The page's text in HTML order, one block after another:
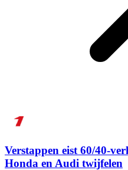
Verstappen eist 60/40-
Honda en Audi twijfelen